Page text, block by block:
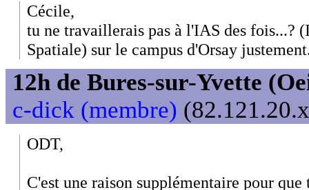
Cécile,
tu ne travaillerais pas à l'IAS des fois...?
Spatiale) sur le campus d'Orsay
12h de Bures-sur-Yvette
c-dick (membre)
ODT,
C'est une raison supplémentaire pour